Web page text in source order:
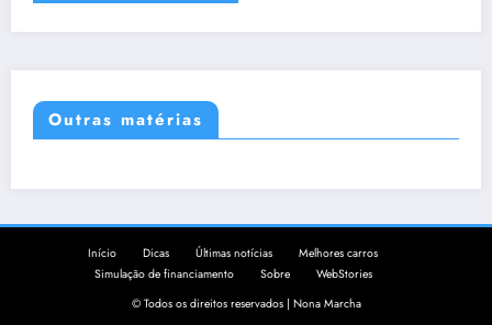
Outras matérias
Início Dicas Últimas notícias
Melhores carros
Simulação de financiamento
Sobre
WebStories
© Todos os direitos reservados | Nona Marcha